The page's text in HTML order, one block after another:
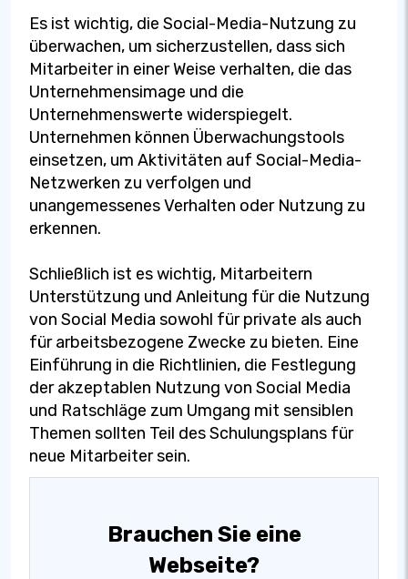
Es ist wichtig, die Social-Media-Nutzung zu
überwachen, um sicherzustellen, dass sich
Mitarbeiter in einer Weise verhalten, die das
Unternehmensimage und die
Unternehmenswerte widerspiegelt.
Unternehmen können Überwachungstools
einsetzen, um Aktivitäten auf Social-Media-
Netzwerken zu verfolgen und
unangemessenes Verhalten oder Nutzung zu
erkennen.
Schließlich ist es wichtig, Mitarbeitern
Unterstützung und Anleitung für die Nutzung
von Social Media sowohl für private als auch
für arbeitsbezogene Zwecke zu bieten. Eine
Einführung in die Richtlinien, die Festlegung
der akzeptablen Nutzung von Social Media
und Ratschläge zum Umgang mit sensiblen
Themen sollten Teil des Schulungsplans für
neue Mitarbeiter sein.
Brauchen Sie eine
Webseite?